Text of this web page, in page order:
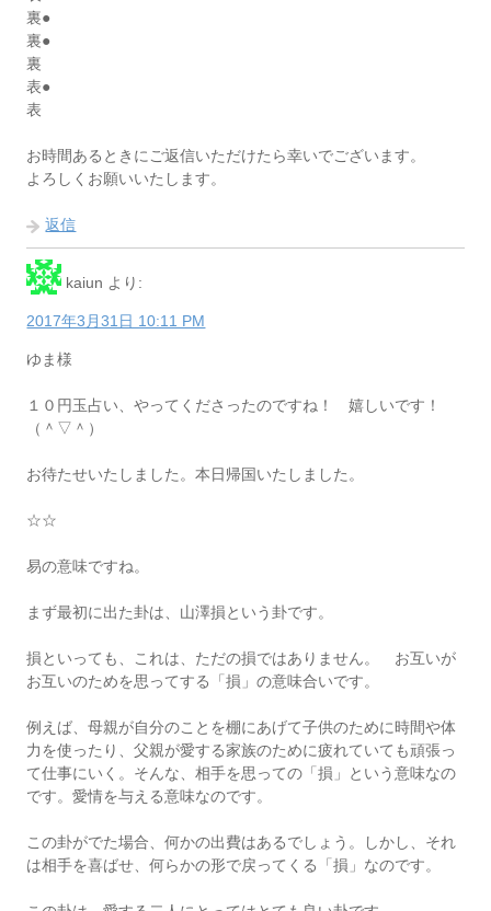
裏●
裏●
裏
表●
表
お時間あるときにご返信いただけたら幸いでございます。
よろしくお願いいたします。
返信
kaiun より:
2017年3月31日 10:11 PM
ゆま様
１０円玉占い、やってくださったのですね！ 嬉しいです！
（＾▽＾）
お待たせいたしました。本日帰国いたしました。
☆☆
易の意味ですね。
まず最初に出た卦は、山澤損という卦です。
損といっても、これは、ただの損ではありません。 お互いが
お互いのためを思ってする「損」の意味合いです。
例えば、母親が自分のことを棚にあげて子供のために時間や体
力を使ったり、父親が愛する家族のために疲れていても頑張っ
て仕事にいく。そんな、相手を思っての「損」という意味なの
です。愛情を与える意味なのです。
この卦がでた場合、何かの出費はあるでしょう。しかし、それ
は相手を喜ばせ、何らかの形で戻ってくる「損」なのです。